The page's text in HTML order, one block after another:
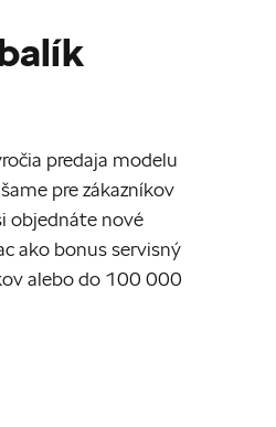
predaja modelu
pre zákazníkov
objednáte nové
ako bonus servisný
alebo do 100 000